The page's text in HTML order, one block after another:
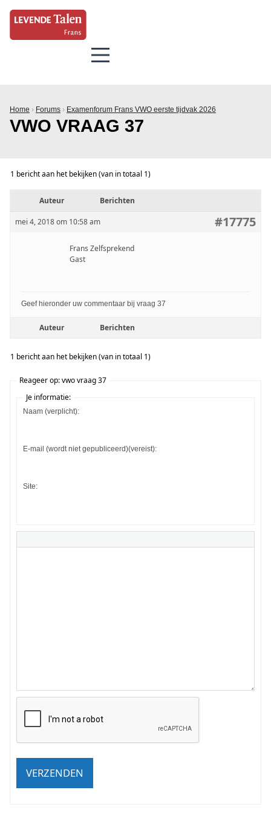
Home › Forums › Examenforum Frans VWO eerste tijdvak 2026
VWO VRAAG 37
1 bericht aan het bekijken (van in totaal 1)
Auteur Berichten
mei 4, 2018 om 10:58 am #17775
Frans Zelfsprekend
Gast
Geef hieronder uw commentaar bij vraag 37
Auteur Berichten
1 bericht aan het bekijken (van in totaal 1)
Reageer op: vwo vraag 37
Je informatie:
Naam (verplicht):
E-mail (wordt niet gepubliceerd)(vereist):
Site:
VERZENDEN